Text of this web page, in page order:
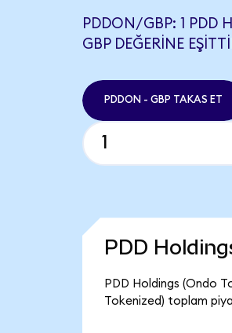
PDDON/GBP: 1 PDD
GBP DEĞERINE
PDDON - GBP TAKAS ET
PDD
PDD Holdings (Ondo
Tokenized) toplam